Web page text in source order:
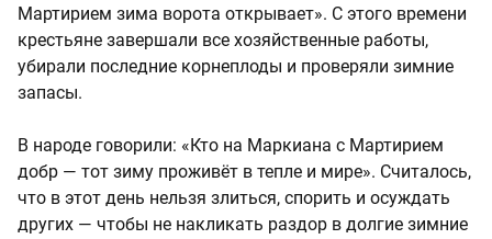
Мартирием зима ворота открывает». С этого времени
крестьяне завершали все хозяйственные работы,
убирали последние корнеплоды и проверяли зимние
запасы.
В народе говорили: «Кто на Маркиана с Мартирием
добр — тот зиму проживёт в тепле и мире». Считалось,
что в этот день нельзя злиться, спорить и осуждать
других — чтобы не накликать раздор в долгие зимние